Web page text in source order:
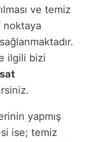
ve temiz
noktaya
ilgili bizi
yapmış
ise; temiz